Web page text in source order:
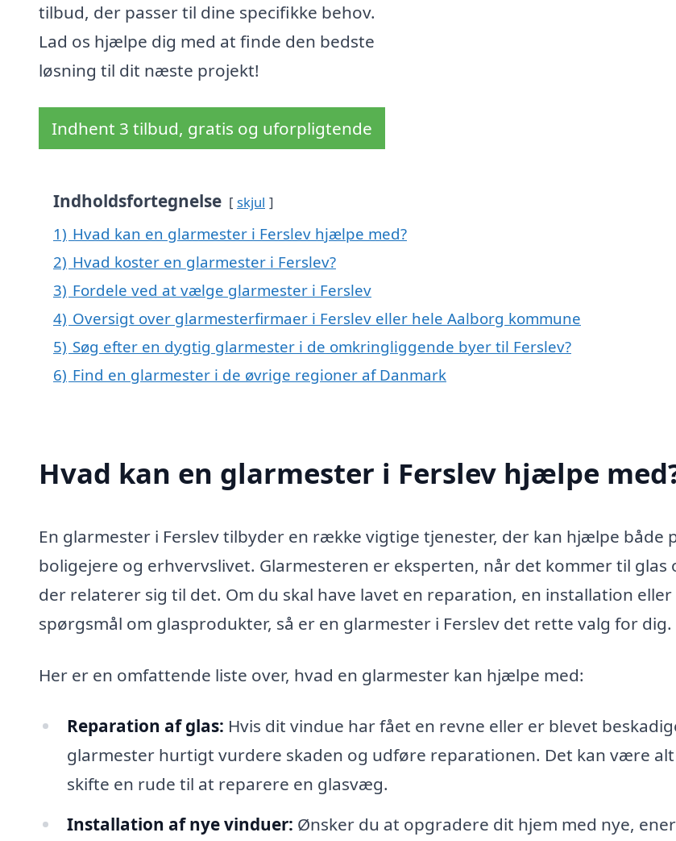
tilbud, der passer til dine specifikke behov.
Lad os hjælpe dig med at finde den bedste
løsning til dit næste projekt!
Indhent 3 tilbud, gratis og uforpligtende
Indholdsfortegnelse skjul
1) Hvad kan en glarmester i Ferslev hjælpe med?
2) Hvad koster en glarmester i Ferslev?
3) Fordele ved at vælge glarmester i Ferslev
4) Oversigt over glarmesterfirmaer i Ferslev eller hele Aalborg kommune
5) Søg efter en dygtig glarmester i de omkringliggende byer til Ferslev?
6) Find en glarmester i de øvrige regioner af Danmark
Hvad kan en glarmester i Ferslev hjælpe
En glarmester i Ferslev tilbyder en række vigtige tjenester, der kan hjælpe både
boligejere og erhvervslivet. Glarmesteren er eksperten, når det kommer til glas
der relaterer sig til det. Om du skal have lavet en reparation, en installation
spørgsmål om glasprodukter, så er en glarmester i Ferslev det rette valg for dig.
Her er en omfattende liste over, hvad en glarmester kan hjælpe med:
Reparation af glas: Hvis dit vindue har fået en revne eller er blevet
glarmester hurtigt vurdere skaden og udføre reparationen. Det kan være
skifte en rude til at reparere en glasvæg.
Installation af nye vinduer: Ønsker du at opgradere dit hjem med nye,